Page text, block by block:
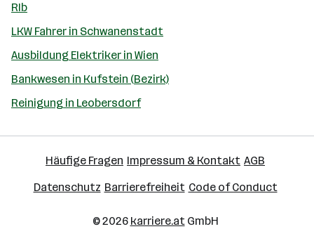
Rlb
LKW Fahrer in Schwanenstadt
Ausbildung Elektriker in Wien
Bankwesen in Kufstein (Bezirk)
Reinigung in Leobersdorf
Häufige Fragen Impressum & Kontakt AGB
Datenschutz Barrierefreiheit Code of Conduct
© 2026 karriere.atGmbH